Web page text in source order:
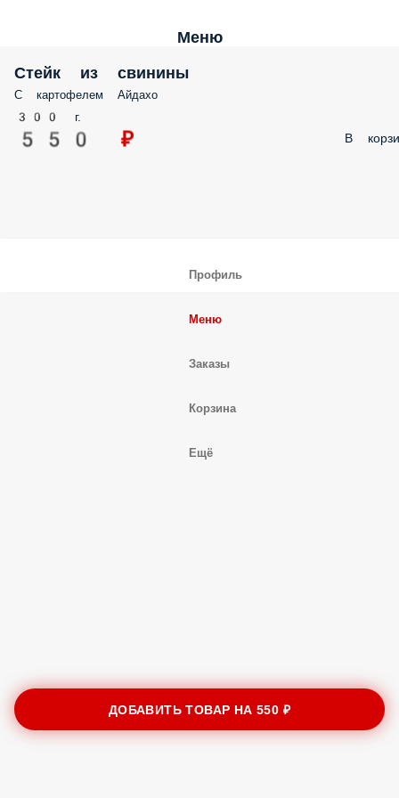
Меню
Стейк из свинины
С картофелем Айдахо
300 г.
550 ₽ В
ДОБАВИТЬ ТОВАР НА550 ₽
Профиль
Меню
Заказы
Корзина
Ещё